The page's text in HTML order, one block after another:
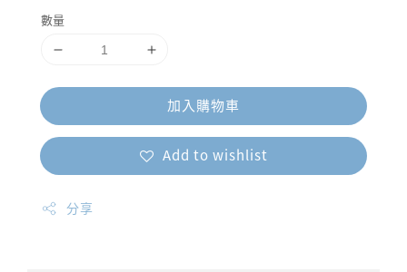
數量
加入購物車
Add to wishlist
分享